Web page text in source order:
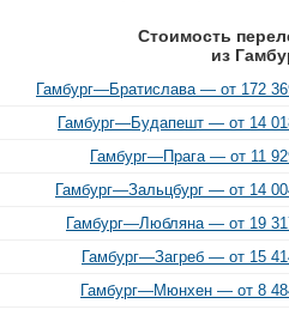
Стоимость
из
Гамбург—Братислава — от 172
Гамбург—Будапешт — от 14
Гамбург—Прага — от 11
Гамбург—Зальцбург — от 14
Гамбург—Любляна — от 19
Гамбург—Загреб — от 15
Гамбург—Мюнхен — от 8